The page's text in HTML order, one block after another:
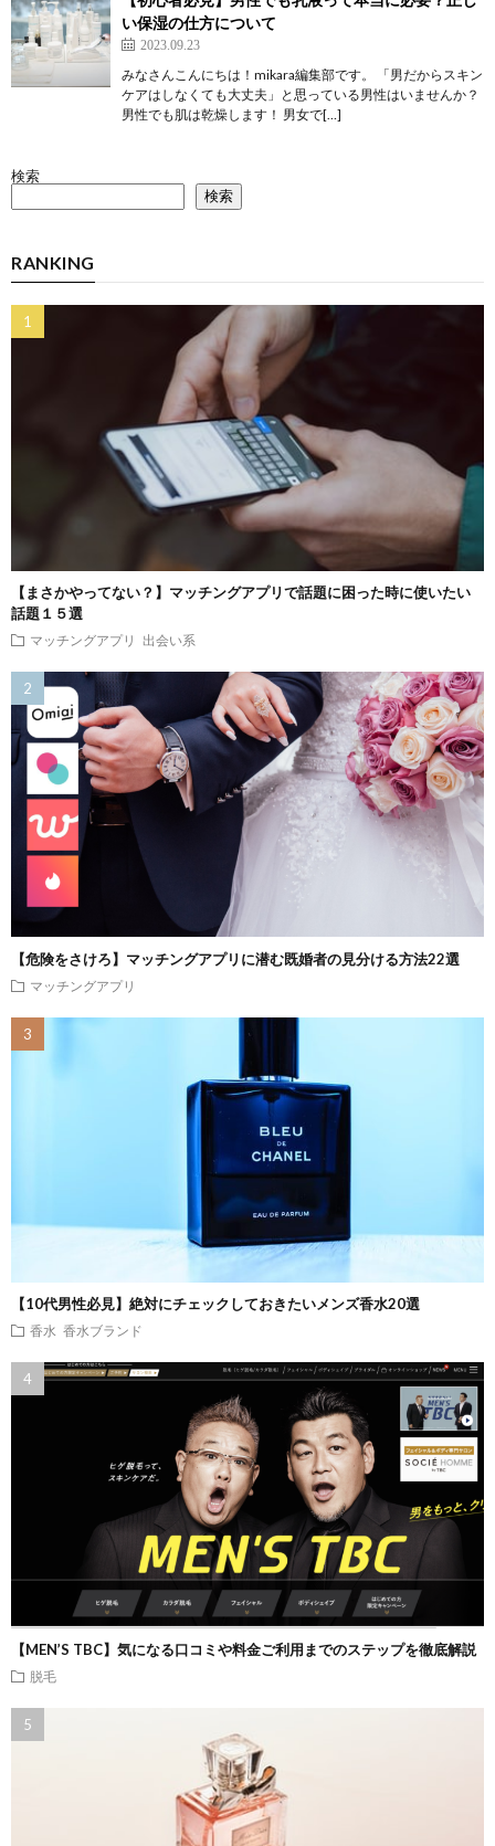
い保湿の仕方について
2023.09.23
みなさんこんにちは！mikara編集部です。 「男だからスキン
ケアはしなくても大丈夫」と思っている男性はいませんか？
男性でも肌は乾燥します！ 男女で[…]
検索
検索
RANKING
【まさかやってない？】マッチングアプリで話題に困った時に使いたい
話題１５選
マッチングアプリ 出会い系
【危険をさけろ】マッチングアプリに潜む既婚者の見分ける方法22選
マッチングアプリ
【10代男性必見】絶対にチェックしておきたいメンズ香水20選
香水 香水ブランド
【MEN’S TBC】気になる口コミや料金ご利用までのステップを徹底解説
脱毛